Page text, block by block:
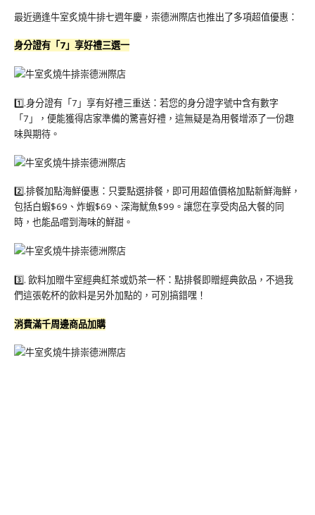
最近適逢牛室炙燒牛排七週年慶，崇德洲際店也推出了多項超值優惠：
身分證有「7」享好禮三選一
1️⃣.身分證有「7」享有好禮三重送：若您的身分證字號中含有數字
「7」，便能獲得店家準備的驚喜好禮，這無疑是為用餐增添了一份趣
味與期待。
2️⃣.排餐加點海鮮優惠：只要點選排餐，即可用超值價格加點新鮮海鮮，
包括白蝦$69、炸蝦$69、深海魷魚$99。讓您在享受肉品大餐的同
時，也能品嚐到海味的鮮甜。
3️⃣. 飲料加贈牛室經典紅茶或奶茶一杯：點排餐即贈經典飲品，不過我
們這張乾杯的飲料是另外加點的，可別搞錯嘿！
消費滿千周邊商品加購